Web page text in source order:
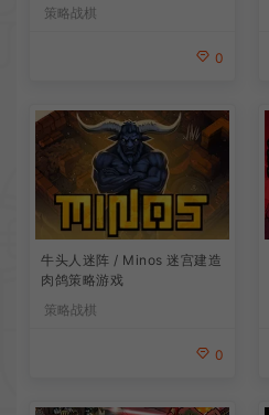
策略战棋
0
牛头人迷阵 / Minos 迷宫建造
肉鸽策略游戏
策略战棋
0